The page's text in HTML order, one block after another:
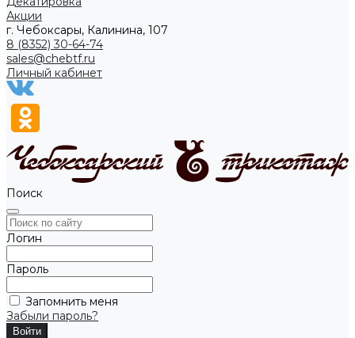
Акции
г. Чебоксары, Калинина, 107
8 (8352) 30-64-74
sales@chebtf.ru
Личный кабинет
Поиск
Логин
Пароль
Запомнить меня
Забыли пароль?